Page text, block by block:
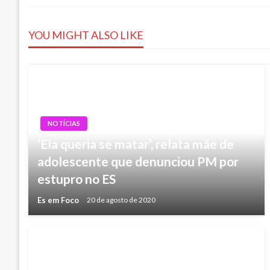
Post
YOU MIGHT ALSO LIKE
NOTÍCIAS
‘Ela queria se matar’, relata mãe de
adolescente que denunciou PM por
estupro no ES
Es em Foco 20 de agosto de 2020